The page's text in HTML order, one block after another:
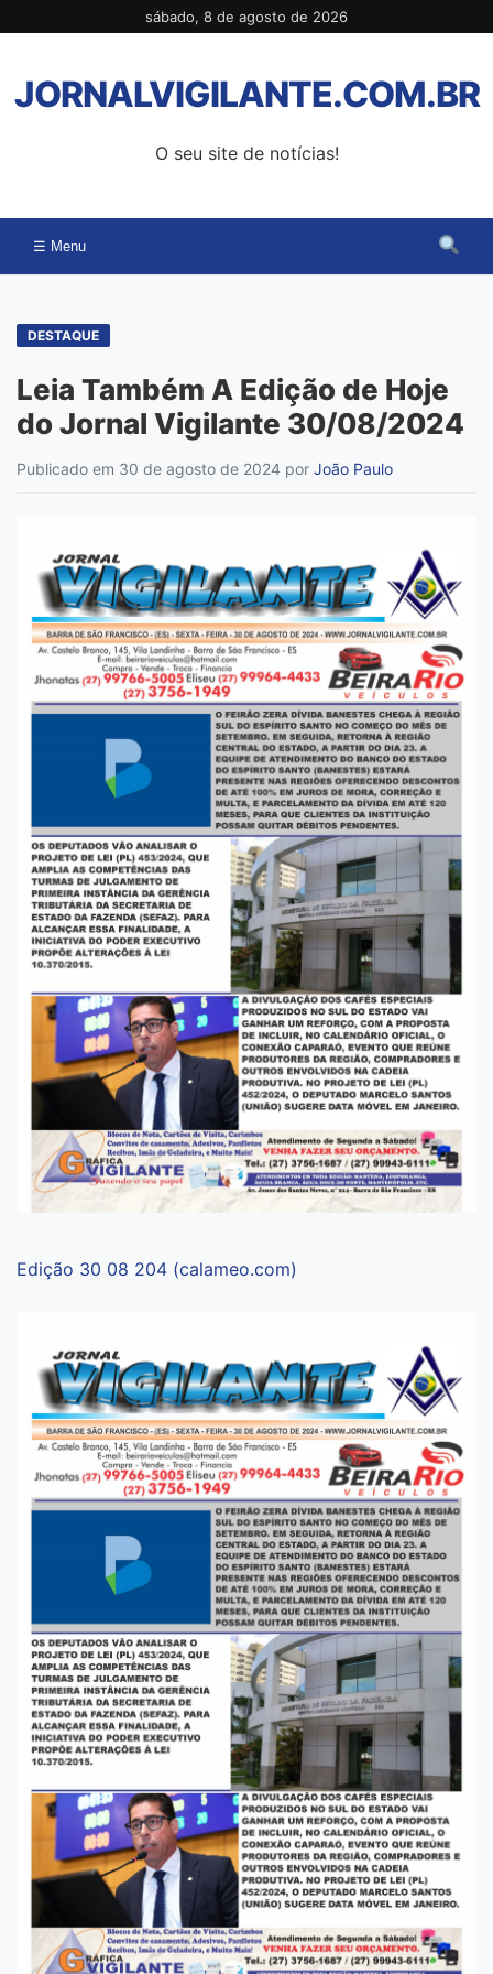
para
conteúdo
sábado, 8 de agosto de 2026
JORNALVIGILANTE.COM.BR
O seu site de notícias!
☰ Menu
DESTAQUE
Leia Também A Edição de Hoje
do Jornal Vigilante 30/08/2024
Publicado em 30 de agosto de 2024 por João Paulo
Edição 30 08 204 (calameo.com)